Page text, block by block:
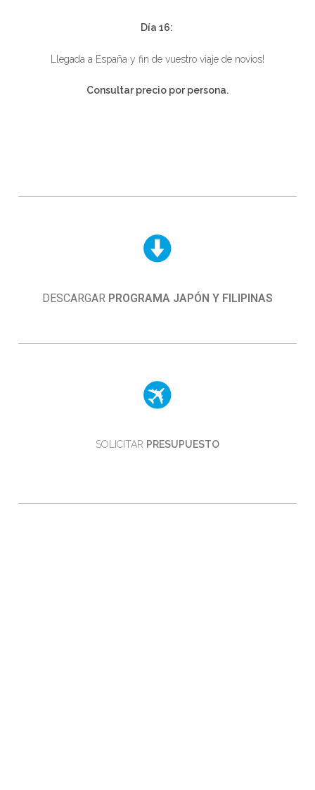
Día 16:
Llegada a España y fin de vuestro viaje de novios!
Consultar precio por persona.
DESCARGAR PROGRAMA JAPÓN Y FILIPINAS
SOLICITAR PRESUPUESTO